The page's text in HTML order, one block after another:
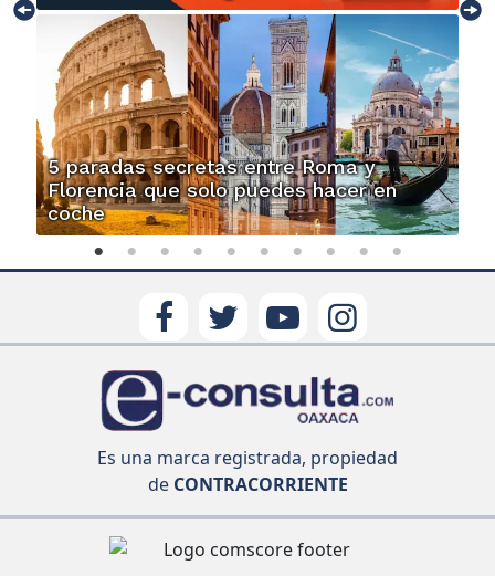
5 paradas secretas entre Roma y
Florencia que solo puedes hacer en
coche
Es una marca registrada, propiedad
deCONTRACORRIENTE